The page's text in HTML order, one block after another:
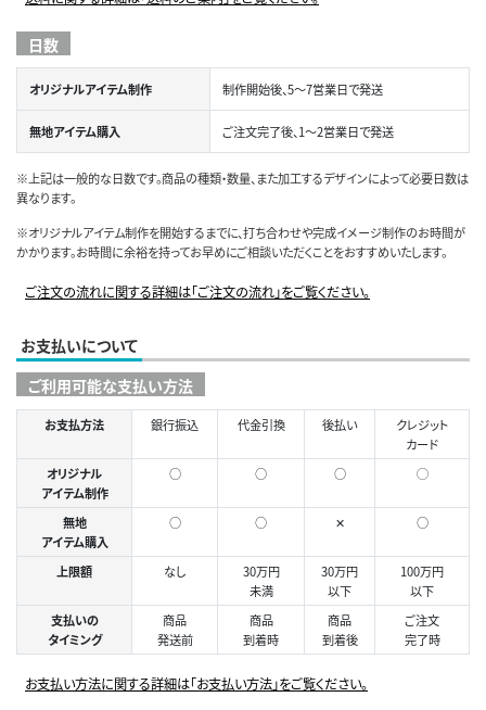
日数
オリジナルアイテム制作 制作開始後、5～7営業日で発送
無地アイテム購入 ご注文完了後、1～2営業日で発送
※上記は一般的な日数です。商品の種類・数量、また加工するデザインによって必要日数は
異なります。
※オリジナルアイテム制作を開始するまでに、打ち合わせや完成イメージ制作のお時間が
かかります。お時間に余裕を持ってお早めにご相談いただくことをおすすめいたします。
ご注文の流れに関する詳細は「ご注文の流れ」をご覧ください。
お支払いについて
ご利用可能な支払い方法
お支払方法 銀行振込 代金引換 後払い
クレジット
カード
オリジナル
アイテム制作
○ ○ ○ ◯
無地
アイテム購入
○ ○ ✕ ○
上限額 なし
30万円
未満
30万円
以下
100万円
以下
支払いの
タイミング
商品
発送前
商品
到着時
商品
到着後
ご注文
完了時
お支払い方法に関する詳細は「お支払い方法」をご覧ください。